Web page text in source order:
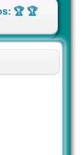
🏆 🏆